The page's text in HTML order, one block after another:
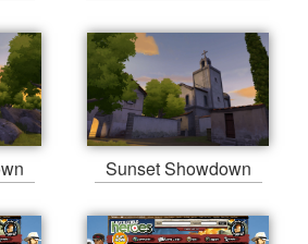
Sunset Showdown